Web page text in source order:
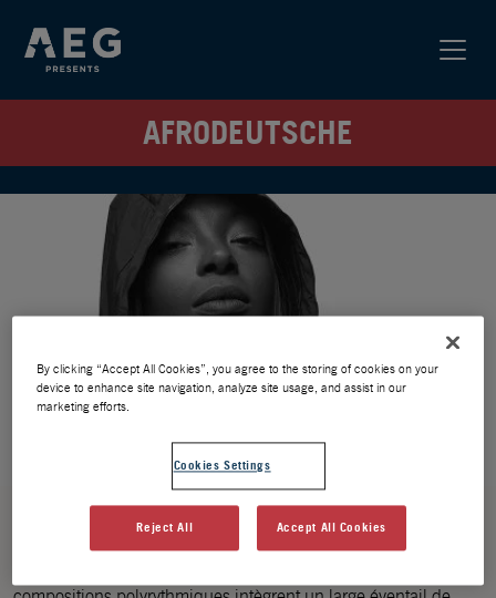
AFRODEUTSCHE
By clicking “Accept All Cookies”, you agree to the storing of cookies on your
device to enhance site navigation, analyze site usage, and assist in our
marketing efforts.
Cookies Settings
Reject All Accept All Cookies